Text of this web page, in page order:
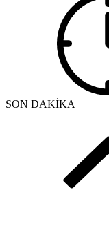
SON DAKİKA